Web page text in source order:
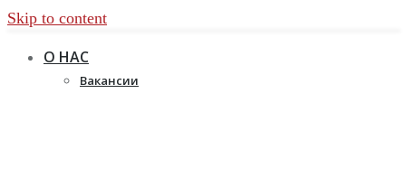
Skip to content
О НАС
Вакансии